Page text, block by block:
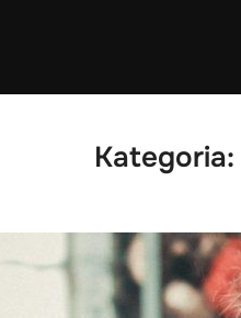
Kategoria: